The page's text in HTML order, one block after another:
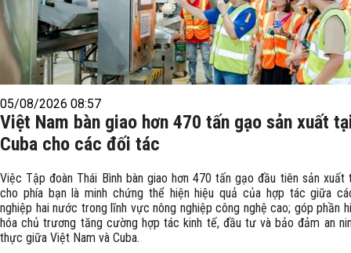
05/08/2026 08:57
Việt Nam bàn giao hơn 470 tấn gạo sản xuất
Cuba cho các đối tác
Việc Tập đoàn Thái Bình bàn giao hơn 470 tấn gạo đầu tiên sản xuất
cho phía bạn là minh chứng thể hiện hiệu quả của hợp tác giữa
nghiệp hai nước trong lĩnh vực nông nghiệp công nghệ cao; góp phần
hóa chủ trương tăng cường hợp tác kinh tế, đầu tư và bảo đảm an
thực giữa Việt Nam và Cuba.